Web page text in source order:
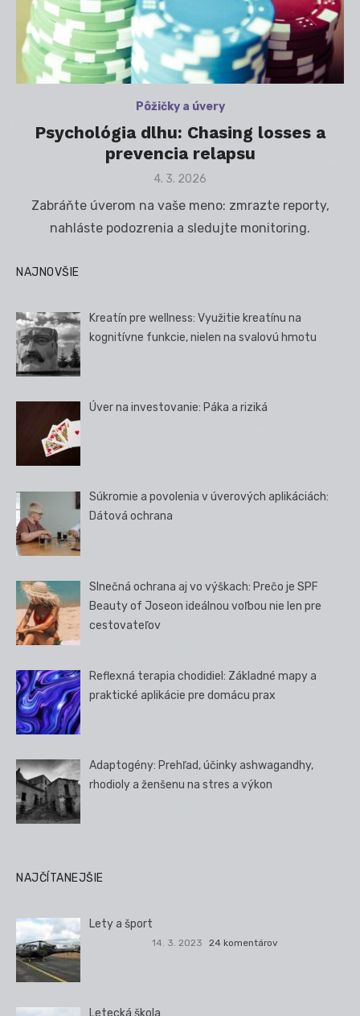
Pôžičky a úvery
Psychológia dlhu: Chasing losses a
prevencia relapsu
Posted
4. 3. 2026
Zabráňte úverom na vaše meno: zmrazte reporty,
nahláste podozrenia a sledujte monitoring.
NAJNOVŠIE
Kreatín pre wellness: Využitie kreatínu na
kognitívne funkcie, nielen na svalovú hmotu
Úver na investovanie: Páka a riziká
Súkromie a povolenia v úverových aplikáciách:
Dátová ochrana
Slnečná ochrana aj vo výškach: Prečo je SPF
Beauty of Joseon ideálnou voľbou nie len pre
cestovateľov
Reflexná terapia chodidiel: Základné mapy a
praktické aplikácie pre domácu prax
Adaptogény: Prehľad, účinky ashwagandhy,
rhodioly a ženšenu na stres a výkon
NAJČÍTANEJŠIE
Lety a šport
14. 3. 2023 24 komentárov